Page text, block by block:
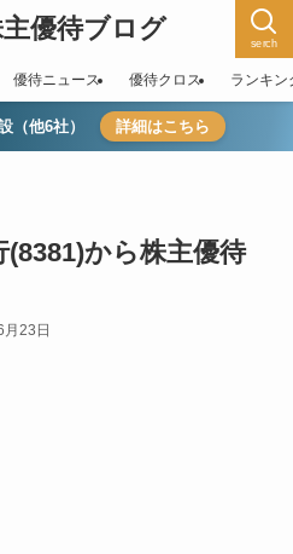
優待ブログ serch
優待ニュース 優待クロス ランキン
（他6社） 詳細はこちら
(8381)から株主優待
23日